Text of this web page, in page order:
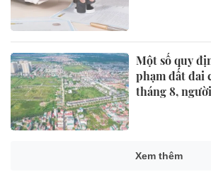
Một số quy
phạm đất đai
tháng 8,
Xem thêm